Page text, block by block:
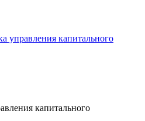
управления капитального
капитального